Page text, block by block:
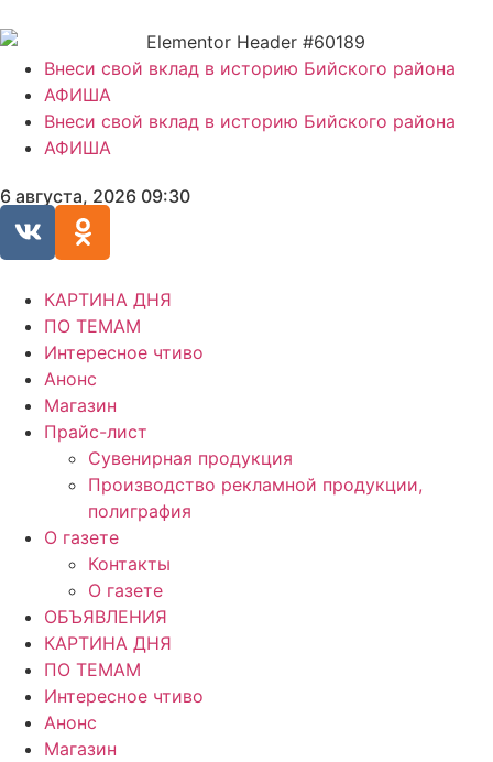
Внеси свой вклад в историю Бийского района
АФИША
Внеси свой вклад в историю Бийского района
АФИША
6 августа, 2026 09:30
КАРТИНА ДНЯ
ПО ТЕМАМ
Интересное чтиво
Анонс
Магазин
Прайс-лист
Сувенирная продукция
Производство рекламной продукции,
полиграфия
О газете
Контакты
О газете
ОБЪЯВЛЕНИЯ
КАРТИНА ДНЯ
ПО ТЕМАМ
Интересное чтиво
Анонс
Магазин